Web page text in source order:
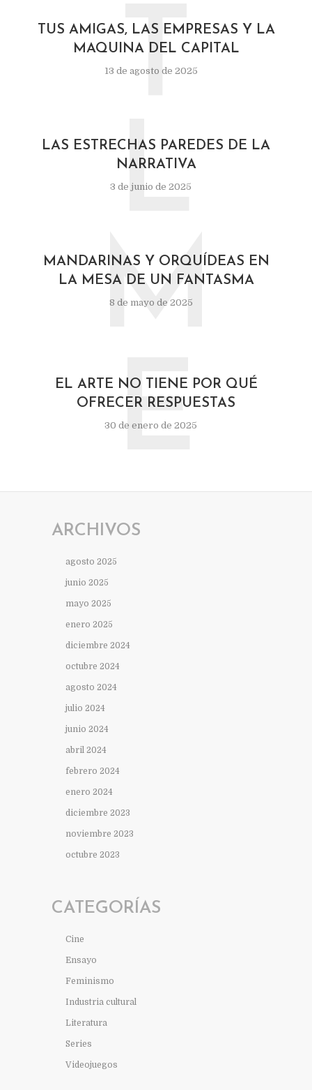
TUS AMIGAS, LAS EMPRESAS Y LA
MAQUINA DEL CAPITAL
13 de agosto de 2025
T
LAS ESTRECHAS PAREDES DE LA
NARRATIVA
3 de junio de 2025
L
MANDARINAS Y ORQUÍDEAS EN
LA MESA DE UN FANTASMA
8 de mayo de 2025
M
EL ARTE NO TIENE POR QUÉ
OFRECER RESPUESTAS
30 de enero de 2025
E
ARCHIVOS
agosto 2025
junio 2025
mayo 2025
enero 2025
diciembre 2024
octubre 2024
agosto 2024
julio 2024
junio 2024
abril 2024
febrero 2024
enero 2024
diciembre 2023
noviembre 2023
octubre 2023
CATEGORÍAS
Cine
Ensayo
Feminismo
Industria cultural
Literatura
Series
Videojuegos